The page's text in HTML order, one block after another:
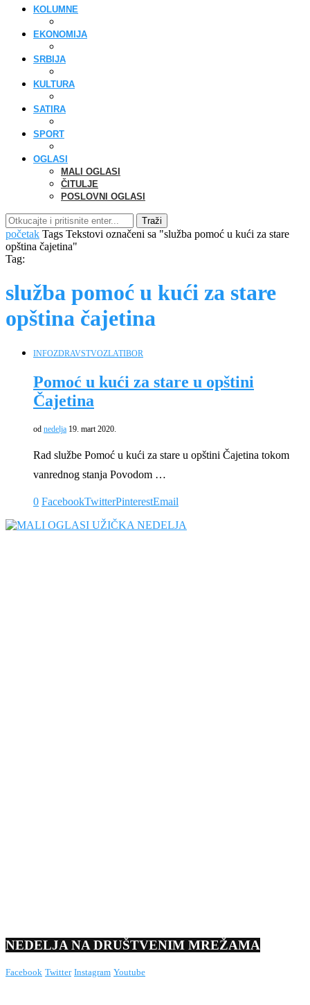
KOLUMNE
EKONOMIJA
SRBIJA
KULTURA
SATIRA
SPORT
OGLASI
MALI OGLASI
ČITULJE
POSLOVNI OGLASI
Traži
početak Tags Tekstovi označeni sa "služba pomoć u kući za stare
opština čajetina"
Tag:
služba pomoć u kući za stare
opština čajetina
INFOZDRAVSTVOZLATIBOR
Pomoć u kući za stare u opštini
Čajetina
od nedelja 19. mart 2020.
Rad službe Pomoć u kući za stare u opštini Čajetina tokom
vanrednog stanja Povodom …
0 FacebookTwitterPinterestEmail
NEDELJA NA DRUŠTVENIM MREŽAMA
Facebook Twitter Instagram Youtube